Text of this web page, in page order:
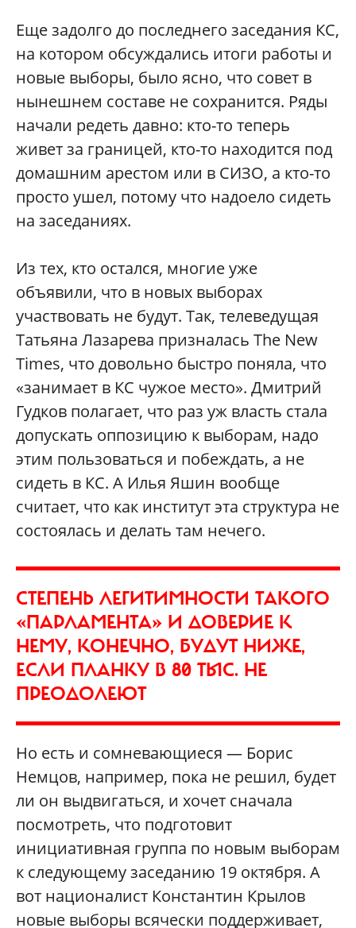
Еще задолго до последнего заседания КС,
на котором обсуждались итоги работы и
новые выборы, было ясно, что совет в
нынешнем составе не сохранится. Ряды
начали редеть давно: кто-то теперь
живет за границей, кто-то находится под
домашним арестом или в СИЗО, а кто-то
просто ушел, потому что надоело сидеть
на заседаниях.
Из тех, кто остался, многие уже
объявили, что в новых выборах
участвовать не будут. Так, телеведущая
Татьяна Лазарева призналась The New
Times, что довольно быстро поняла, что
«занимает в КС чужое место». Дмитрий
Гудков полагает, что раз уж власть стала
допускать оппозицию к выборам, надо
этим пользоваться и побеждать, а не
сидеть в КС. А Илья Яшин вообще
считает, что как институт эта структура не
состоялась и делать там нечего.
СТЕПЕНЬ ЛЕГИТИМНОСТИ ТАКОГО
«ПАРЛАМЕНТА» И ДОВЕРИЕ К
НЕМУ, КОНЕЧНО, БУДУТ НИЖЕ,
ЕСЛИ ПЛАНКУ В 80 ТЫС. НЕ
ПРЕОДОЛЕЮТ
Но есть и сомневающиеся — Борис
Немцов, например, пока не решил, будет
ли он выдвигаться, и хочет сначала
посмотреть, что подготовит
инициативная группа по новым выборам
к следующему заседанию 19 октября. А
вот националист Константин Крылов
новые выборы всячески поддерживает,